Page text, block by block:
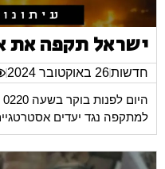
ישראל תקפה את
חדשות26 באוקטובר 2024
למתקפה נגד יעדים